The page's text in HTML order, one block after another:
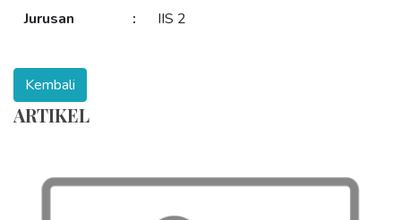
Jurusan : IIS 2
ARTIKEL